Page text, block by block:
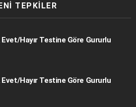
TEPKILER
Hayır Testine Göre Gururlu
Hayır Testine Göre Gururlu